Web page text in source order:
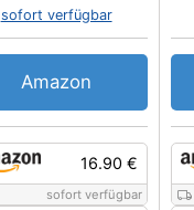
16.90 €
sofort verfügbar
sofort verfügbar
Amazon